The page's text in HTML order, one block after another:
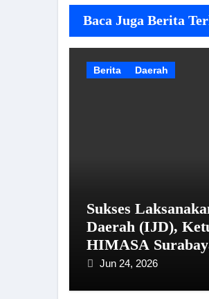
Baca Juga Berita
Berita Daerah
Sukses
Daerah (IJD),
HIMASA
Kinerja Bupati
Jun 24, 2026